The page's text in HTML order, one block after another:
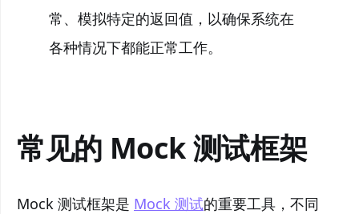
常、模拟特定的返回值，以确保系统在
各种情况下都能正常工作。
常见的 Mock 测试框架
Mock 测试框架是 Mock 测试的重要工具，不同